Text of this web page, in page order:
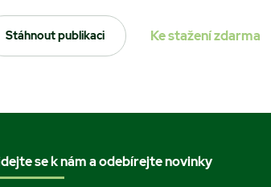
Stáhnout publikaci Ke stažení zdarma
se k nám a odebírejte novinky